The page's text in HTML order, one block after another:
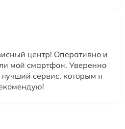
центр! Оперативно и
мой смартфон. Уверенно
лучший сервис, которым я